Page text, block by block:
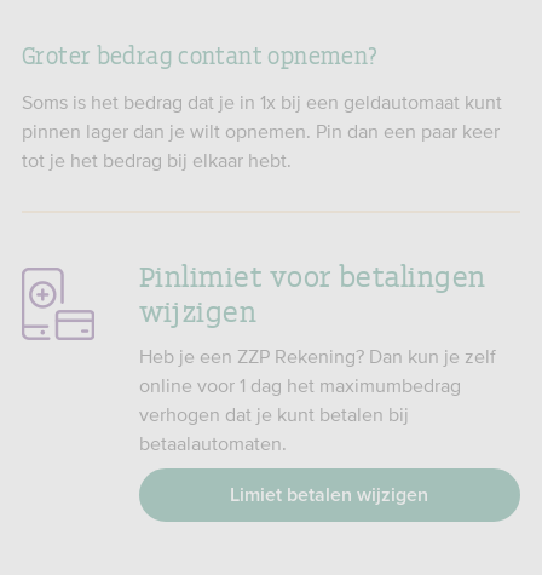
Groter bedrag contant opnemen?
Soms is het bedrag dat je in 1x bij een geldautomaat kunt
pinnen lager dan je wilt opnemen. Pin dan een paar keer
tot je het bedrag bij elkaar hebt.
Pinlimiet voor betalingen
wijzigen
Heb je een ZZP Rekening? Dan kun je zelf
online voor 1 dag het maximumbedrag
verhogen dat je kunt betalen bij
betaalautomaten.
Limiet betalen wijzigen